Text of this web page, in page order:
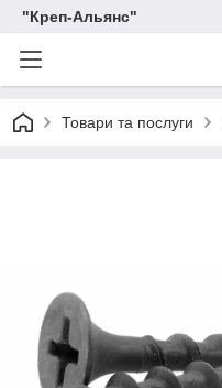
"Креп-Альянс"
Товари та послуги